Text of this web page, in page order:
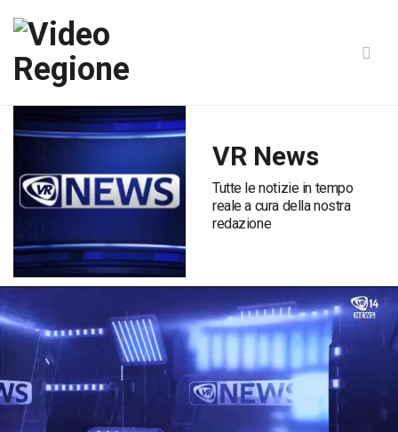
VR News
Tutte le notizie in tempo
reale a cura della nostra
redazione